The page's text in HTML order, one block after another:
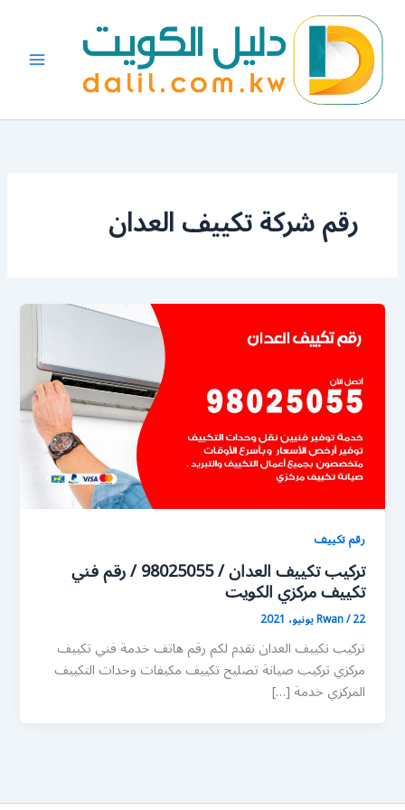
المحتوى
رقم شركة تكييف العدان
رقم تكييف
تركيب تكييف العدان / 98025055 / رقم فني
تكييف مركزي الكويت
Rwan/22 يونيو، 2021
تركيب تكييف العدان نقدم لكم رقم هاتف خدمة فني تكييف
مركزي تركيب صيانة تصليح تكييف مكيفات وحدات التكييف
المركزي خدمة […]